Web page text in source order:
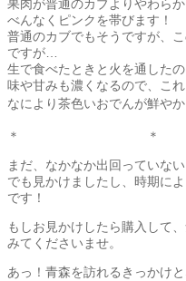
果肉が普通のカブよりやわら
べんなくピンクを帯びます！
普通のカブでもそうですが、
ですが…
生で食べたときと火を通した
味や甘みも濃くなるので、こ
なにより茶色いおでんが鮮や
＊
まだ、なかなか出回っていな
でも見かけましたし、時期に
です！
もしお見かけしたら購入して
みてくださいませ。
あっ！青森を訪れるきっかけ